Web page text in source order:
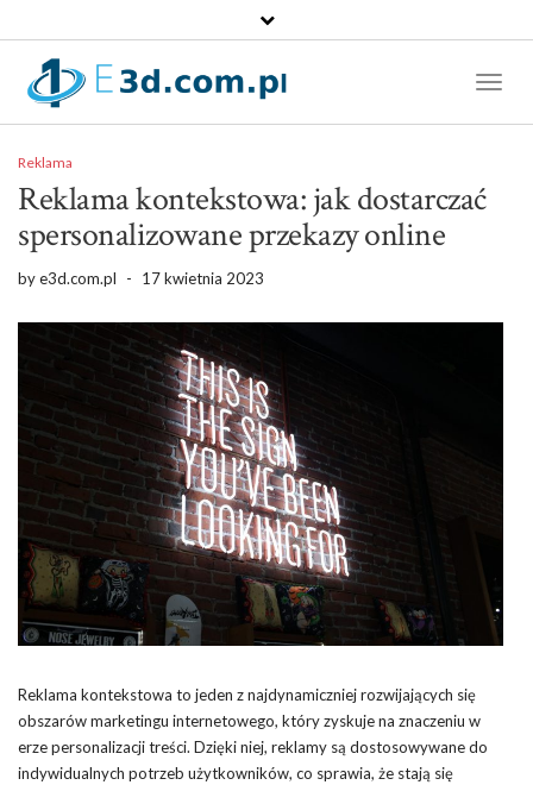
Reklama
Reklama kontekstowa: jak dostarczać
spersonalizowane przekazy online
bye3d.com.pl - 17 kwietnia 2023
Reklama kontekstowa to jeden z najdynamiczniej rozwijających się
obszarów marketingu internetowego, który zyskuje na znaczeniu w
erze personalizacji treści. Dzięki niej, reklamy są dostosowywane do
indywidualnych potrzeb użytkowników, co sprawia, że stają się